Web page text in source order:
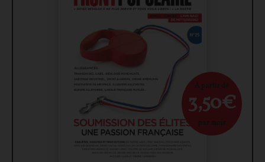
À partir de
3,50€
par mois